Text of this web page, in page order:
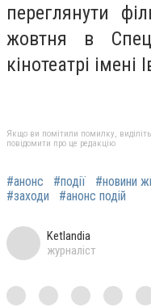
переглянути
жовтня в
кінотеатрі
Якщо ви помітили помилку,
повідомити про це редакцію
#анонс #події #новини
#заходи
#анонс подій
Ketlandia
журналіст